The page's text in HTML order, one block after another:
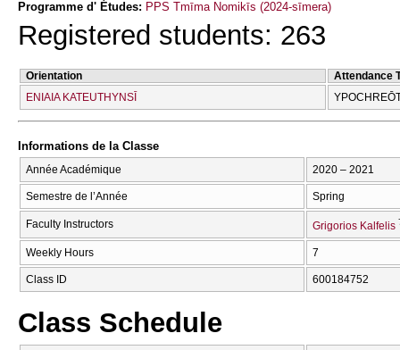
Programme d' Études: PPS Tmīma Nomikīs (2024-sīmera)
Registered students: 263
Orientation
Attendance
ENIAIA KATEUTHYNSĪ
Informations de la Classe
Année Académique 2020 – 2021
Semestre de l’Année Spring
Faculty Instructors Grigorios Kalfelis
Weekly Hours 7
Class ID 600184752
Class Schedule